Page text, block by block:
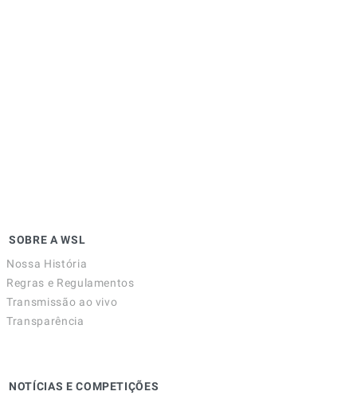
SOBRE A WSL
Nossa História
Regras e Regulamentos
Transmissão ao vivo
Transparência
NOTÍCIAS E COMPETIÇÕES